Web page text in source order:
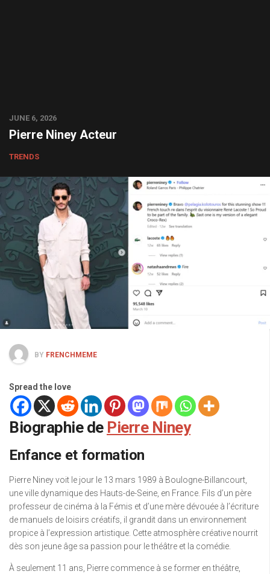
JUNE 6, 2026
Pierre Niney Acteur
TRENDS
BY FRENCHMEME
Spread the love
Biographie de Pierre Niney
Enfance et formation
Pierre Niney voit le jour le 13 mars 1989 à Boulogne-Billancourt,
une ville dynamique des Hauts-de-Seine, en France. Fils d’un père
professeur de cinéma à la Fémis et d’une mère dévouée à l’écriture
de manuels de loisirs créatifs, il grandit dans un environnement
propice à l’expression artistique. Cette atmosphère créative nourrit
dès son jeune âge sa passion pour le théâtre et la comédie.
À seulement 11 ans, Pierre commence à se former en théâtre,